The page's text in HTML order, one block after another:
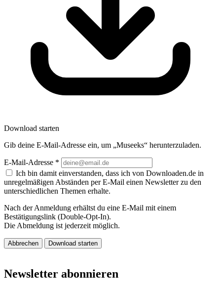
Download starten
Gib deine E-Mail-Adresse ein, um „Museeks“ herunterzuladen.
E-Mail-Adresse *
Ich bin damit einverstanden, dass ich von Downloaden.de in
unregelmäßigen Abständen per E-Mail einen Newsletter zu den
unterschiedlichen Themen erhalte.
Nach der Anmeldung erhältst du eine E-Mail mit einem
Bestätigungslink (Double-Opt-In).
Die Abmeldung ist jederzeit möglich.
Abbrechen Download starten
Newsletter abonnieren